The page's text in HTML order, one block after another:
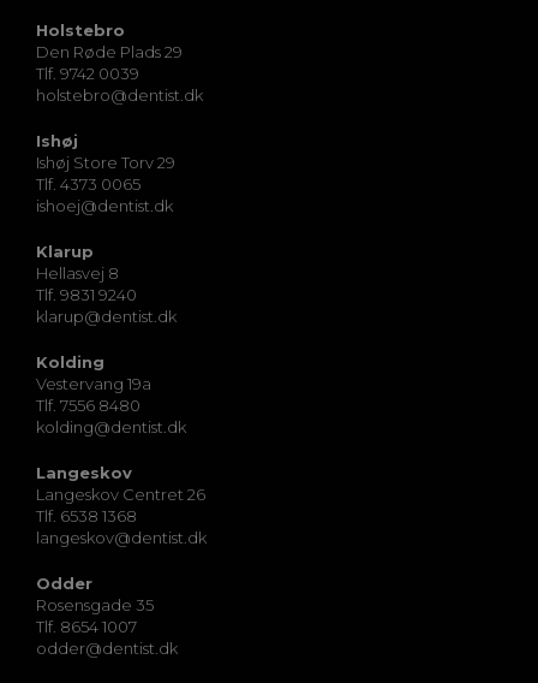
Holstebro
Den Røde Plads 29
Tlf. 9742 0039
holstebro@dentist.dk
Ishøj
Ishøj Store Torv 29
Tlf. 4373 0065
ishoej@dentist.dk
Klarup
Hellasvej 8
Tlf. 9831 9240
klarup@dentist.dk
Kolding
Vestervang 19a
Tlf. 7556 8480
kolding@dentist.dk
Langeskov
Langeskov Centret 26
Tlf. 6538 1368
langeskov@dentist.dk
Odder
Rosensgade 35
Tlf. 8654 1007
odder@dentist.dk